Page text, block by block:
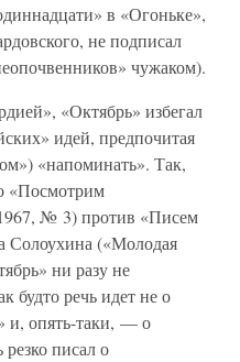
в «Огоньке»,
не подписал
чужаком).
«Октябрь» избегал
идей, предпочитая
«напоминать». Так,
«Посмотрим
№ 3) против «Писем
Солоухина («Молодая
ни разу не
будто речь идет не о
и, опять-таки, — о
писал о